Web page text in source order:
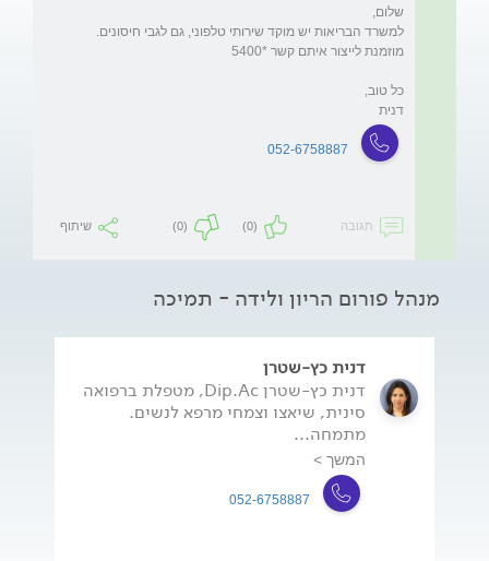
דנית
052-6758887
תגובה (0)
(0) שיתוף
מנהל פורום הריון ולידה - תמיכה
דנית כץ-שטרן
דנית כץ-שטרן Dip.Ac, מטפלת ברפואה
סינית, שיאצו וצמחי מרפא לנשים.
מתמחה...
המשך >
052-6758887